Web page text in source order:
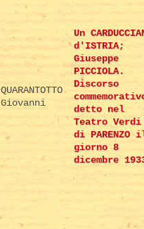
QUARANTOTTO
Giovanni
Un
d'ISTRIA;
Giuseppe
PICCIOLA.
Discorso
detto nel
Teatro Verdi
di PARENZO
giorno 8
dicembre